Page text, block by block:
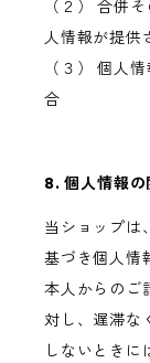
（２） 合併
人情報が提供
（３） 個人
合
8. 個人情報の
当ショップは
基づき個人情
本人からのご
対し、遅滞な
しないときに